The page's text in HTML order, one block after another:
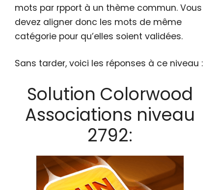
mots par rpport à un thème commun. Vous
devez aligner donc les mots de même
catégorie pour qu’elles soient validées.
Sans tarder, voici les réponses à ce niveau :
Solution Colorwood
Associations niveau
2792: